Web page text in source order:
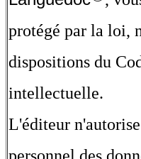
protégé par la loi,
dispositions du
intellectuelle.
L'éditeur